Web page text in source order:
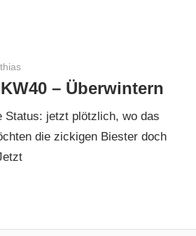
– Überwintern
Status: jetzt plötzlich, wo das
die zickigen Biester doch